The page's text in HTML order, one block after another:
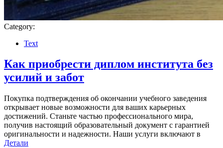
Category:
Text
Как приобрести диплом института без
усилий и забот
Покупка подтверждения об окончании учебного заведения
открывает новые возможности для ваших карьерных
достижений. Станьте частью профессионального мира,
получив настоящий образовательный документ с гарантией
оригинальности и надежности. Наши услуги включают в
Детали